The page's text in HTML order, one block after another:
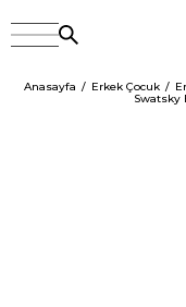
Anasayfa Erkek Çocuk
Swatsky